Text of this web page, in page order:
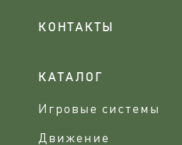
КОНТАКТЫ
КАТАЛОГ
Игровые системы
Движение